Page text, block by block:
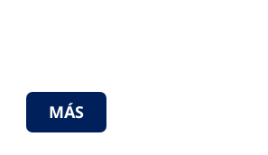
MÁS